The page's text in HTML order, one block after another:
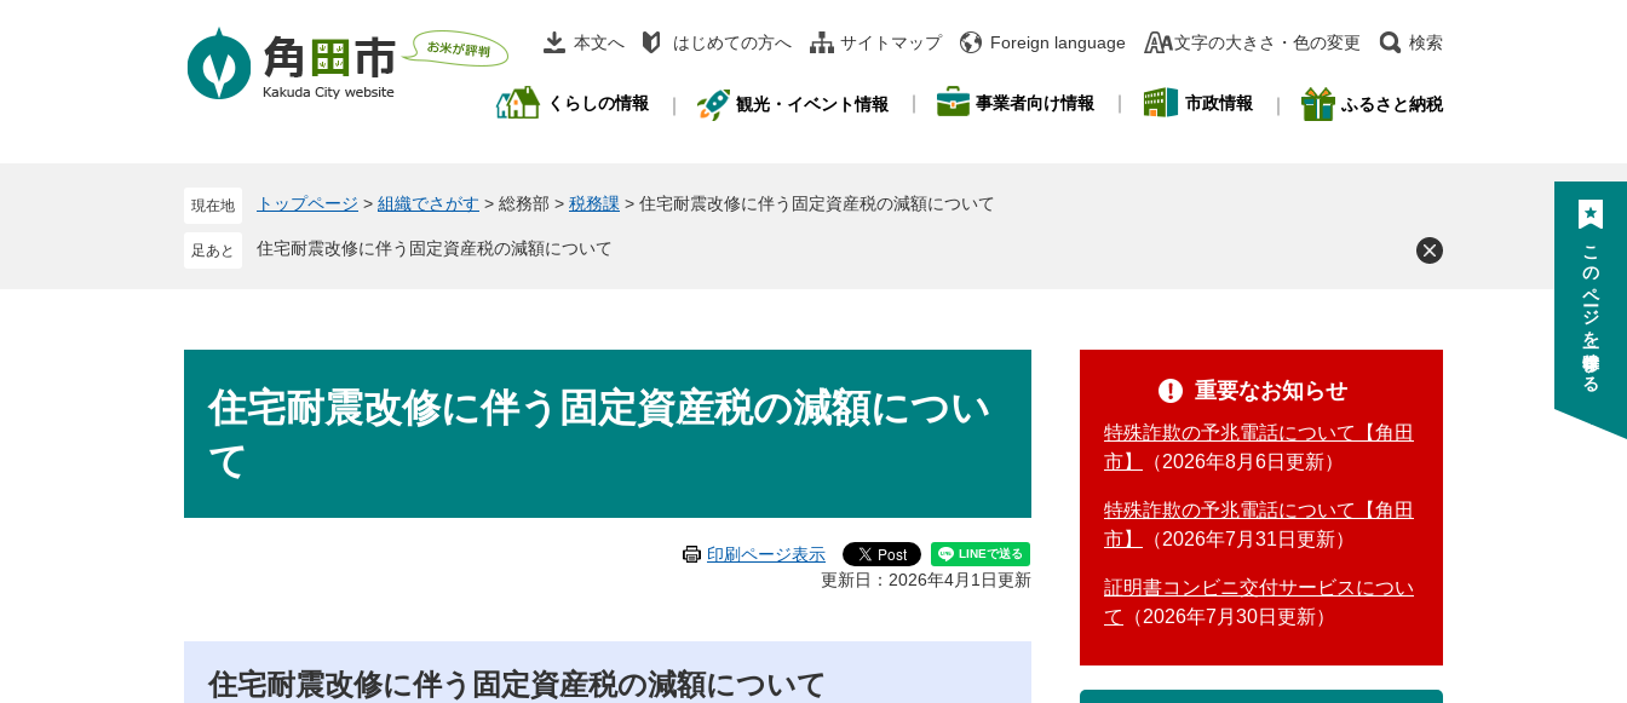
本文へ はじめての方へ サイトマップ Foreign language 文字の大きさ・色の変更 検索
くらしの情報 観光・イベント情報 事業者向け情報 市政情報 ふるさと納税
現在地 トップページ > 組織でさがす > 総務部 > 税務課 > 住宅耐震改修に伴う固定資産税の減額について
住宅耐震改修に伴う固定資産税の減額について
住宅耐震改修に伴う固定資産税の減額につい
て
印刷ページ表示
更新日：2026年4月1日更新
住宅耐震改修に伴う固定資産税の減額について
重要なお知らせ
特殊詐欺の予兆電話について【角田
市】
2026年8月6日更新
特殊詐欺の予兆電話について【角田
市】
2026年7月31日更新
証明書コンビニ交付サービスについ
て
2026年7月30日更新
このページを一時保存する